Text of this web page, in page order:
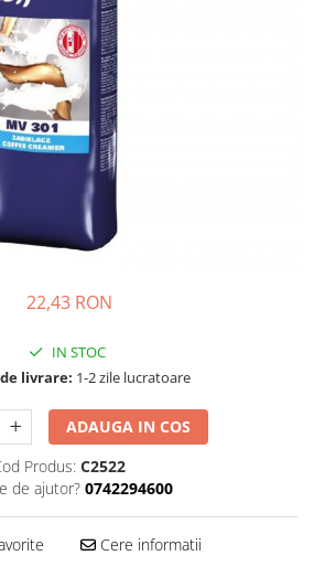
22,43 RON
IN STOC
livrare: 1-2 zile lucratoare
ADAUGA IN COS
Produs: C2522
de ajutor? 0742294600
Cere informatii